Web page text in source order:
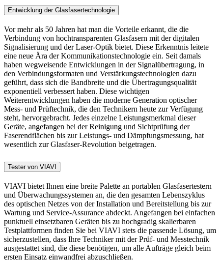
Entwicklung der Glasfasertechnologie
Vor mehr als 50 Jahren hat man die Vorteile erkannt, die die
Verbindung von hochtransparenten Glasfasern mit der digitalen
Signalisierung und der Laser-Optik bietet. Diese Erkenntnis leitete
eine neue Ära der Kommunikationstechnologie ein. Seit damals
haben wegweisende Entwicklungen in der Signalübertragung, in
den Verbindungsformaten und Verstärkungstechnologien dazu
geführt, dass sich die Bandbreite und die Übertragungsqualität
exponentiell verbessert haben. Diese wichtigen
Weiterentwicklungen haben die moderne Generation optischer
Mess- und Prüftechnik, die den Technikern heute zur Verfügung
steht, hervorgebracht. Jedes einzelne Leistungsmerkmal dieser
Geräte, angefangen bei der Reinigung und Sichtprüfung der
Faserendflächen bis zur Leistungs- und Dämpfungsmessung, hat
wesentlich zur Glasfaser-Revolution beigetragen.
Tester von VIAVI
VIAVI bietet Ihnen eine breite Palette an portablen Glasfasertestern
und Überwachungssystemen an, die den gesamten Lebenszyklus
des optischen Netzes von der Installation und Bereitstellung bis zur
Wartung und Service-Assurance abdeckt. Angefangen bei einfachen
punktuell einsetzbaren Geräten bis zu hochgradig skalierbaren
Testplattformen finden Sie bei VIAVI stets die passende Lösung, um
sicherzustellen, dass Ihre Techniker mit der Prüf- und Messtechnik
ausgestattet sind, die diese benötigen, um alle Aufträge gleich beim
ersten Einsatz einwandfrei abzuschließen.